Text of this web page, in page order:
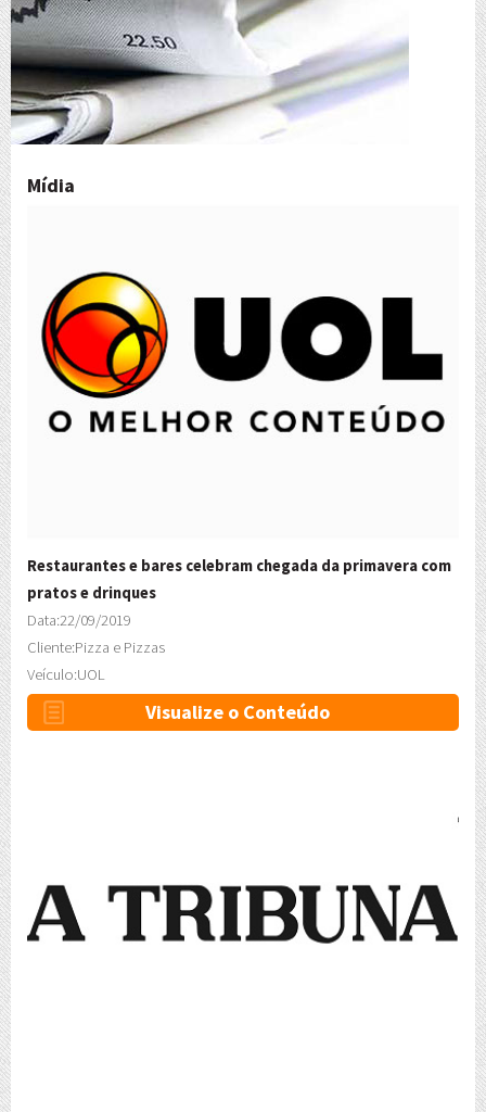
Mídia
Restaurantes e bares celebram chegada da primavera com
pratos e drinques
Data:22/09/2019
Cliente:Pizza e Pizzas
Veículo:UOL
Visualize o Conteúdo